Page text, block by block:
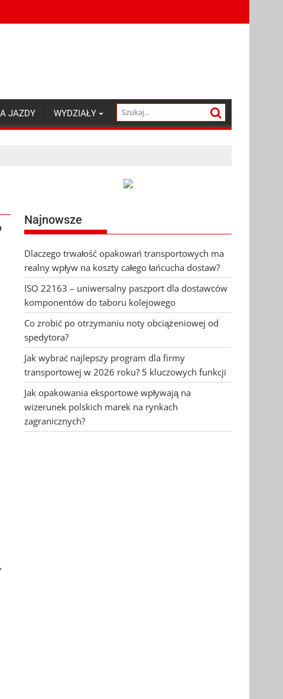
JAZDY WYDZIAŁY
Najnowsze
Dlaczego trwałość opakowań transportowych ma
realny wpływ na koszty całego łańcucha dostaw?
ISO 22163 – uniwersalny paszport dla dostawców
komponentów do taboru kolejowego
Co zrobić po otrzymaniu noty obciążeniowej od
spedytora?
Jak wybrać najlepszy program dla firmy
transportowej w 2026 roku? 5 kluczowych funkcji
Jak opakowania eksportowe wpływają na
wizerunek polskich marek na rynkach
zagranicznych?